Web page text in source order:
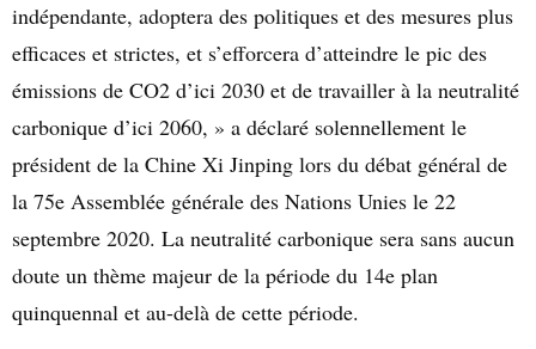
indépendante, adoptera des politiques et des mesures plus
efficaces et strictes, et s’efforcera d’atteindre le pic des
émissions de CO2 d’ici 2030 et de travailler à la neutralité
carbonique d’ici 2060, » a déclaré solennellement le
président de la Chine Xi Jinping lors du débat général de
la 75e Assemblée générale des Nations Unies le 22
septembre 2020. La neutralité carbonique sera sans aucun
doute un thème majeur de la période du 14e plan
quinquennal et au-delà de cette période.